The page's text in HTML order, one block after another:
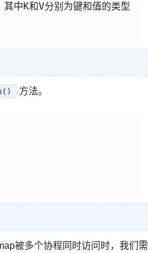
K和V分别为键和值的类型
方法。
被多个协程同时访问时，我们需